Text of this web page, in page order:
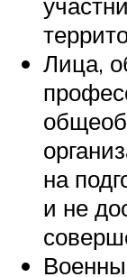
Лица,
на
и не